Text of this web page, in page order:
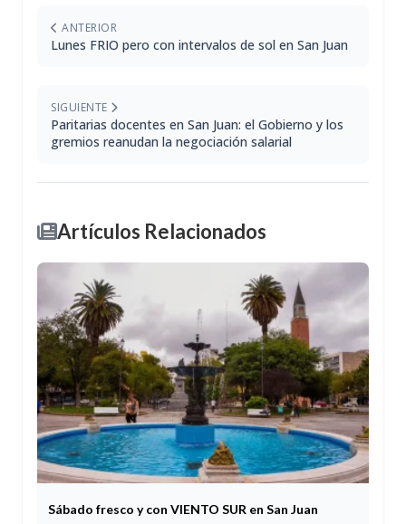
ANTERIOR
Lunes FRIO pero con intervalos de sol en San Juan
SIGUIENTE
Paritarias docentes en San Juan: el Gobierno y los
gremios reanudan la negociación salarial
Artículos Relacionados
Sábado fresco y con VIENTO SUR en San Juan